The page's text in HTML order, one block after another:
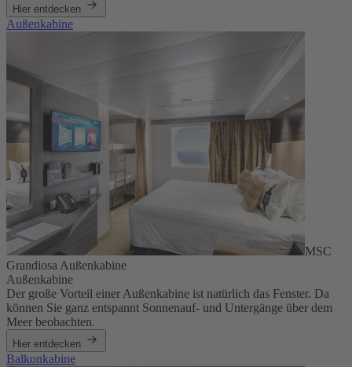
Hier entdecken
Außenkabine
MSC
Grandiosa Außenkabine
Außenkabine
Der große Vorteil einer Außenkabine ist natürlich das Fenster. Da
können Sie ganz entspannt Sonnenauf- und Untergänge über dem
Meer beobachten.
Hier entdecken
Balkonkabine